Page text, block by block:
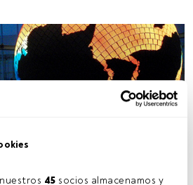
45 socios almacenamos y